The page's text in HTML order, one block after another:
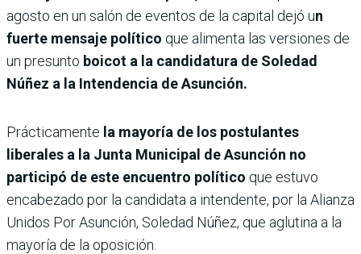
agosto en un salón de eventos de la capital dejó un
fuerte mensaje político que alimenta las versiones de
un presunto boicot a la candidatura de Soledad
Núñez a la Intendencia de Asunción.
Prácticamente la mayoría de los postulantes
liberales a la Junta Municipal de Asunción no
participó de este encuentro político que estuvo
encabezado por la candidata a intendente, por la Alianza
Unidos Por Asunción, Soledad Núñez, que aglutina a la
mayoría de la oposición.